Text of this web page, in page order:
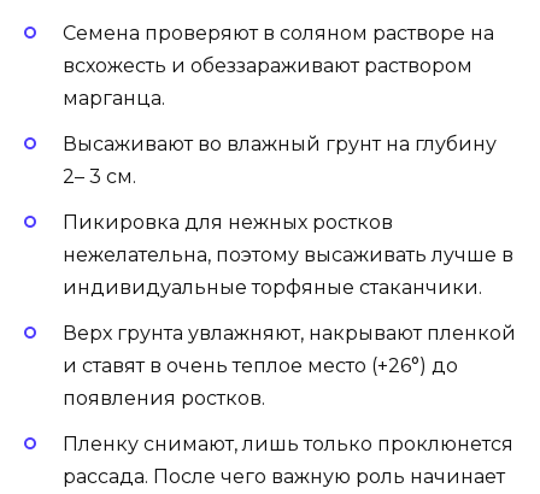
Семена проверяют в соляном растворе на
всхожесть и обеззараживают раствором
марганца.
Высаживают во влажный грунт на глубину
2– 3 см.
Пикировка для нежных ростков
нежелательна, поэтому высаживать лучше в
индивидуальные торфяные стаканчики.
Верх грунта увлажняют, накрывают пленкой
и ставят в очень теплое место (+26°) до
появления ростков.
Пленку снимают, лишь только проклюнется
рассада. После чего важную роль начинает